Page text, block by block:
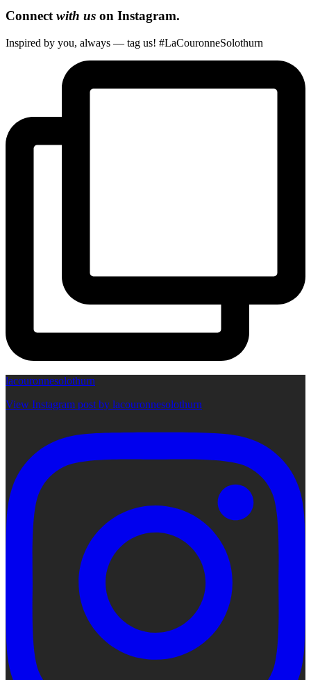
Connect with us on Instagram.
Inspired by you, always — tag us! #LaCouronneSolothurn
lacouronnesolothurn
View Instagram post by lacouronnesolothurn